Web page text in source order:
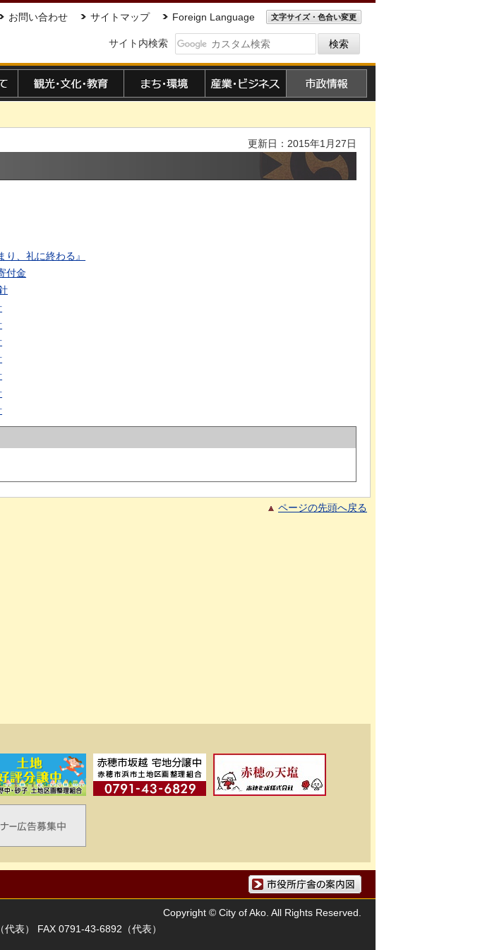
お問い合わせ サイトマップ Foreign Language 文字サイズ・色合い変更
サイト内検索
更新日：2015年1月27日
、礼に終わる』
付金
ページの先頭へ戻る
市役所庁舎の案内図
表） FAX 0791-43-6892（代表）
Copyright © City of Ako. All Rights Reserved.